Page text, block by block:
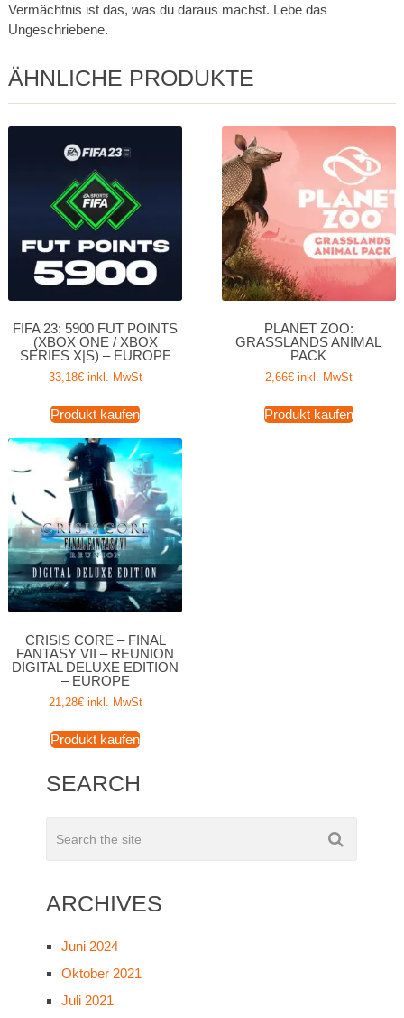
Vermächtnis ist das, was du daraus machst. Lebe das
Ungeschriebene.
ÄHNLICHE PRODUKTE
FIFA 23: 5900 FUT POINTS
(XBOX ONE / XBOX
SERIES X|S) – EUROPE
33,18€ inkl. MwSt
Produkt kaufen
PLANET ZOO:
GRASSLANDS ANIMAL
PACK
2,66€ inkl. MwSt
Produkt kaufen
CRISIS CORE – FINAL
FANTASY VII – REUNION
DIGITAL DELUXE EDITION
– EUROPE
21,28€ inkl. MwSt
Produkt kaufen
SEARCH
ARCHIVES
Juni 2024
Oktober 2021
Juli 2021